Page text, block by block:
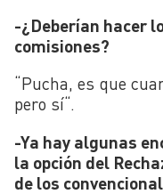
-¿Deberían hacer
comisiones?
“Pucha, es que
pero sí“.
-Ya hay algunas
la opción del
de los